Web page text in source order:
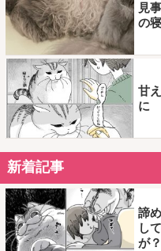
見
の
甘
に
新着記事
諦
し
が